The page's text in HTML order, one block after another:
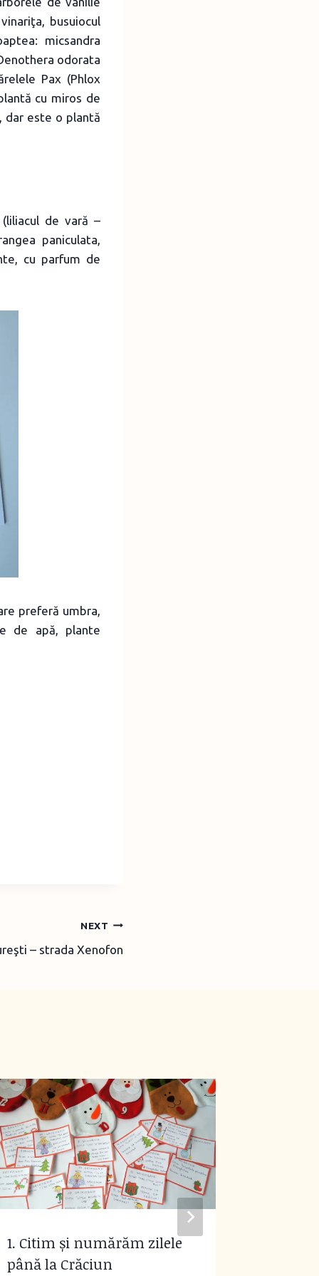
busuiocul
micsandra
odorata
Pax (Phlox
cu miros de
dar este o plantă
de vară –
paniculata,
cu parfum de
preferă umbra,
de apă, plante
NEXT
– strada Xenofon
1. Citim și numărăm zilele
până la Crăciun